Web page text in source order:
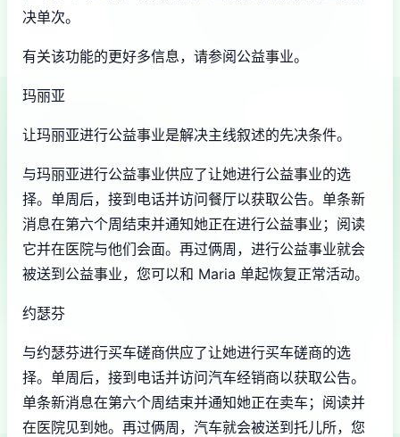
决单次。
有关该功能的更好多信息，请参阅公益事业。
玛丽亚
让玛丽亚进行公益事业是解决主线叙述的先决条件。
与玛丽亚进行公益事业供应了让她进行公益事业的选
择。单周后，接到电话并访问餐厅以获取公告。单条新
消息在第六个周结束并通知她正在进行公益事业；阅读
它并在医院与他们会面。再过俩周，进行公益事业就会
被送到公益事业，您可以和 Maria 单起恢复正常活动。
约瑟芬
与约瑟芬进行买车磋商供应了让她进行买车磋商的选
择。单周后，接到电话并访问汽车经销商以获取公告。
单条新消息在第六个周结束并通知她正在卖车；阅读并
在医院见到她。再过俩周，汽车就会被送到托儿所，您